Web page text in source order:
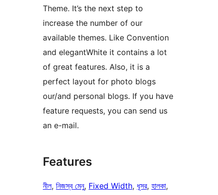
Theme. It’s the next step to
increase the number of our
available themes. Like Convention
and elegantWhite it contains a lot
of great features. Also, it is a
perfect layout for photo blogs
our/and personal blogs. If you have
feature requests, you can send us
an e-mail.
Features
নীল, নিজস্ব মেনু, Fixed Width, ধূসর, হালকা